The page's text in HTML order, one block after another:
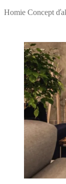
Homie Concept